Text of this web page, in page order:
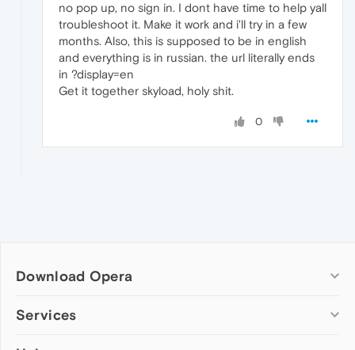
no pop up, no sign in. I dont have time to help yall
troubleshoot it. Make it work and i'll try in a few
months. Also, this is supposed to be in english
and everything is in russian. the url literally ends
in ?display=en
Get it together skyload, holy shit.
0
Download Opera
Computer browsers
Services